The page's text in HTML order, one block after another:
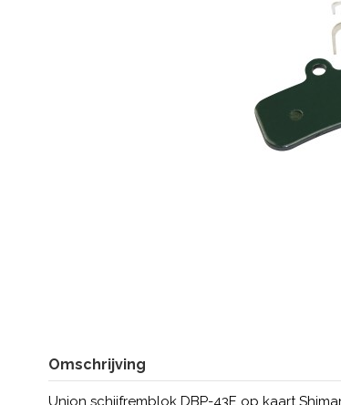
Omschrijving
Union schijfremblok DBP-43E op kaart